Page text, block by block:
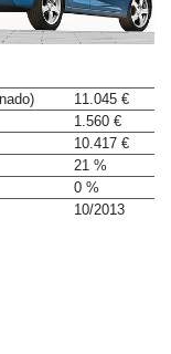
11.045 €
1.560 €
10.417 €
21 %
0 %
10/2013